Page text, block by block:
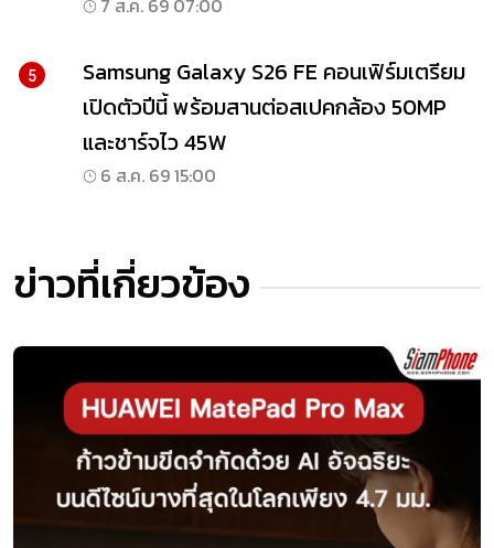
7 ส.ค. 69 07:00
5
Samsung Galaxy S26 FE คอนเฟิร์มเตรียม
เปิดตัวปีนี้ พร้อมสานต่อสเปคกล้อง 50MP
และชาร์จไว 45W
6 ส.ค. 69 15:00
ข่าวที่เกี่ยวข้อง